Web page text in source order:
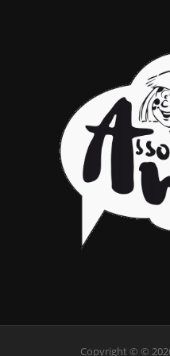
Copyright © ©